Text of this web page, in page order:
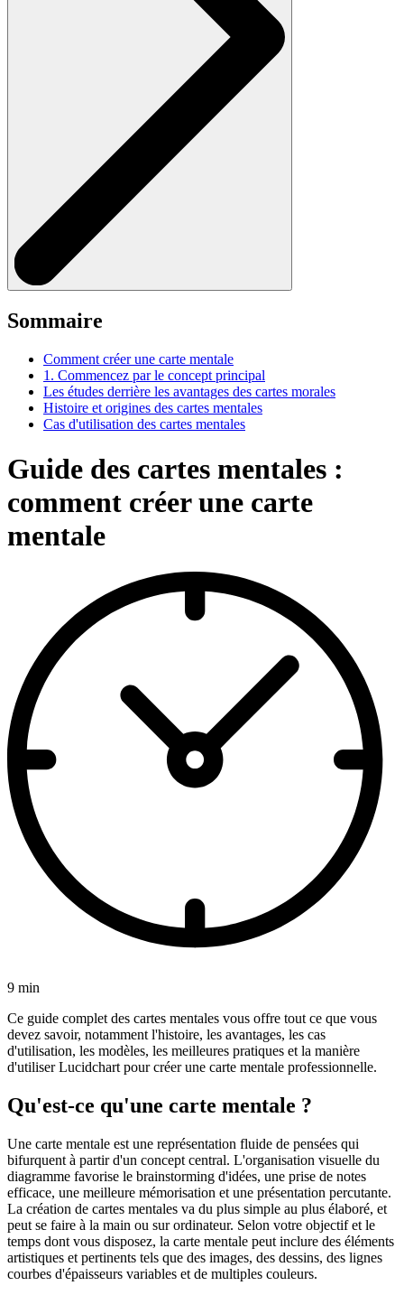
Sommaire
Comment créer une carte mentale
1. Commencez par le concept principal
Les études derrière les avantages des cartes morales
Histoire et origines des cartes mentales
Cas d'utilisation des cartes mentales
Guide des cartes mentales :
comment créer une carte
mentale
9 min
Ce guide complet des cartes mentales vous offre tout ce que vous
devez savoir, notamment l'histoire, les avantages, les cas
d'utilisation, les modèles, les meilleures pratiques et la manière
d'utiliser Lucidchart pour créer une carte mentale professionnelle.
Qu'est-ce qu'une carte mentale ?
Une carte mentale est une représentation fluide de pensées qui
bifurquent à partir d'un concept central. L'organisation visuelle du
diagramme favorise le brainstorming d'idées, une prise de notes
efficace, une meilleure mémorisation et une présentation percutante.
La création de cartes mentales va du plus simple au plus élaboré, et
peut se faire à la main ou sur ordinateur. Selon votre objectif et le
temps dont vous disposez, la carte mentale peut inclure des éléments
artistiques et pertinents tels que des images, des dessins, des lignes
courbes d'épaisseurs variables et de multiples couleurs.